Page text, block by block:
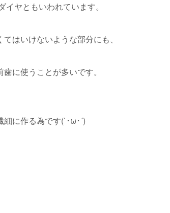
ヤともいわれています。
はいけないような部分にも、
に使うことが多いです。
に作る為です(`･ω･´)